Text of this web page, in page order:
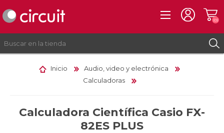
(0)
Inicio
Audio, video y electrónica
Calculadoras
Calculadora Científica Casio FX-
82ES PLUS